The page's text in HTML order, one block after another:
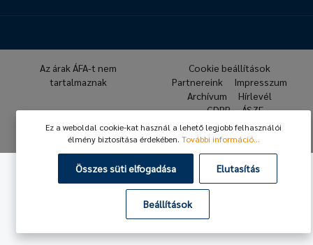
© 2026 Hafner Pneumatika
Az árak ÁFA-t nem
tartalmaznak
Cookie beállítások
Partnereink
Impresszum
Archívum
Hírlevél
GDPR
ÁSZF
Ez a weboldal cookie-kat használ a lehető legjobb felhasználói
élmény biztosítása érdekében. További információ...
Összes süti elfogadása Elutasítás
Beállítások